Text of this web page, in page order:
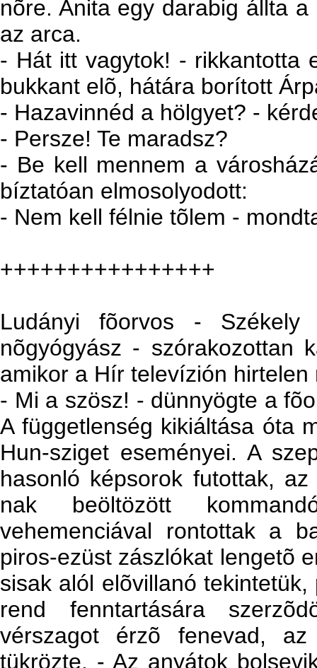
nõre. Anita egy darabig állta
az arca.
- Hát itt vagytok! - rikkantotta
bukkant elõ, hátára borított
- Hazavinnéd a hölgyet? -
- Persze! Te maradsz?
- Be kell mennem a
bíztatóan elmosolyodott:
- Nem kell félnie tõlem -
++++++++++++++++
Ludányi fõorvos - Székely
nõgyógyász - szórakozottan
amikor a Hír televízión
- Mi a szösz! - dünnyögte a
A függetlenség kikiáltása óta
Hun-sziget eseményei. A
hasonló képsorok futottak,
nak beöltözött
vehemenciával rontottak a
piros-ezüst zászlókat lengetõ
sisak alól elõvillanó
rend fenntartására
vérszagot érzõ fenevad,
tükrözte. - Az anyátok